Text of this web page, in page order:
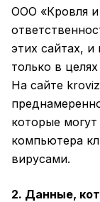
ООО «Кровля и
этих сайтах, и
только в
На сайте
которые
компьютера
вирусами.
2. Данные,